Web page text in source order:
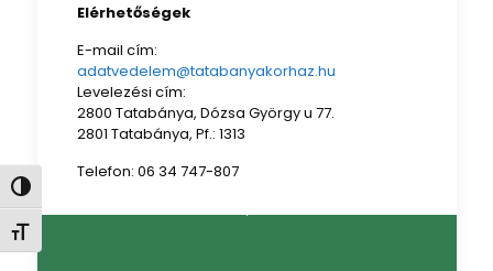
Nagy kontraszt váltása
Betűméret váltása
Elérhetőségek
E-mail cím:
adatvedelem@tatabanyakorhaz.hu
Levelezési cím:
2800 Tatabánya, Dózsa György u 77.
2801 Tatabánya, Pf.: 1313
Telefon: 06 34 747-807